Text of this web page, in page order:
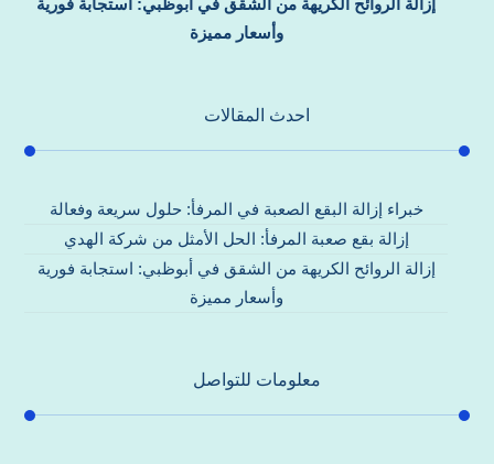
إزالة الروائح الكريهة من الشقق في أبوظبي: استجابة فورية
وأسعار مميزة
احدث المقالات
خبراء إزالة البقع الصعبة في المرفأ: حلول سريعة وفعالة
إزالة بقع صعبة المرفأ: الحل الأمثل من شركة الهدي
إزالة الروائح الكريهة من الشقق في أبوظبي: استجابة فورية
وأسعار مميزة
معلومات للتواصل